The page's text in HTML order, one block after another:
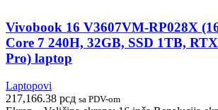
Vivobook 16 V3607VM-RP028X
Core 7 240H, 32GB, SSD 1TB,
Pro) laptop
Laptopovi
217,166.38 рсд sa PDV-om